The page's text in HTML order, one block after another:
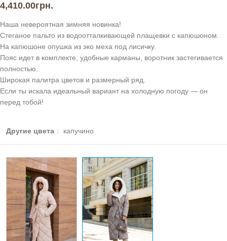
4,410.00грн.
Наша невероятная зимняя новинка!
Стеганое пальто из водоотталкивающей плащевки с капюшоном.
На капюшоне опушка из эко меха под лисичку.
Пояс идет в комплекте, удобные карманы, воротник застегивается
полностью.
Широкая палитра цветов и размерный ряд.
Если ты искала идеальный вариант на холодную погоду — он
перед тобой!
Другие цвета : капучино